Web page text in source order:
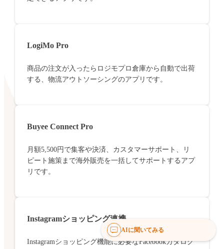
LogiMo Pro
商品の注文が入ったらロジモプロ倉庫から自動で出荷
する、物流アウトソーシングのアプリです。
Buyee Connect Pro
月額5,500円で集客や決済、カスタマーサポート、リ
ピート施策まで海外販売を一括してサポートするアプ
リです。
Instagramショッピング連携
Instagramショッピング機能に必要なFacebookカタログ
AIに聞いてみる